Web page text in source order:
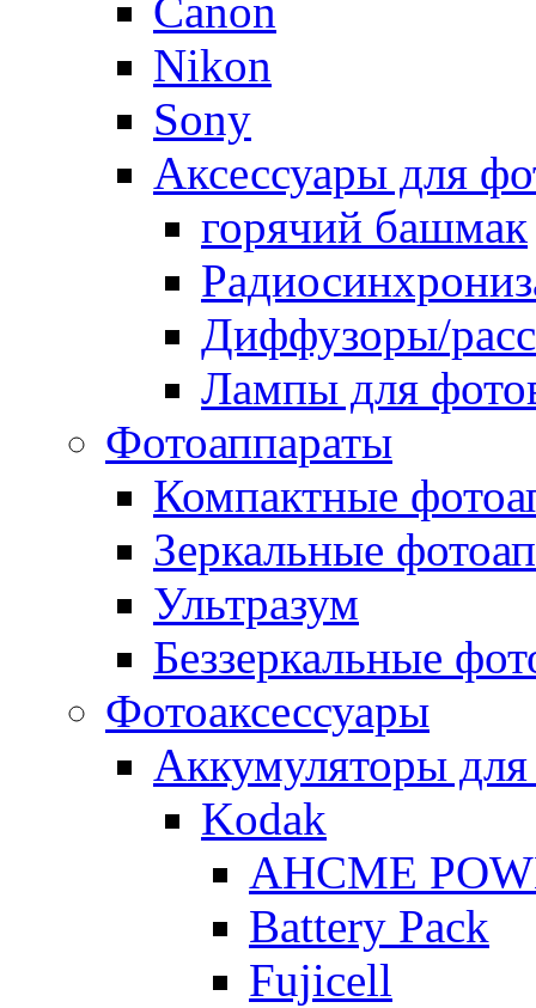
Canon
Nikon
Sony
Аксессуары для
горячий башмак
Диффузоры/
Лампы для
Фотоаппараты
Компактные
Зеркальные
Ультразум
Беззеркальные
Фотоаксессуары
Аккумуляторы для
Kodak
AHCME
Battery Pack
Fujicell